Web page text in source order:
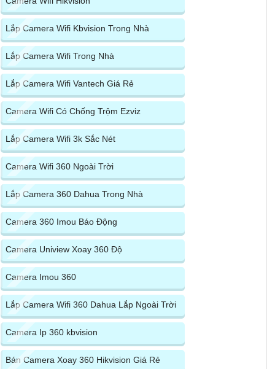
Lắp Camera Wifi Kbvision Trong Nhà
Lắp Camera Wifi Trong Nhà
Lắp Camera Wifi Vantech Giá Rẻ
Camera Wifi Có Chống Trộm Ezviz
Lắp Camera Wifi 3k Sắc Nét
Camera Wifi 360 Ngoài Trời
Lắp Camera 360 Dahua Trong Nhà
Camera 360 Imou Báo Động
Camera Uniview Xoay 360 Độ
Camera Imou 360
Lắp Camera Wifi 360 Dahua Lắp Ngoài Trời
Camera Ip 360 kbvision
Bán Camera Xoay 360 Hikvision Giá Rẻ